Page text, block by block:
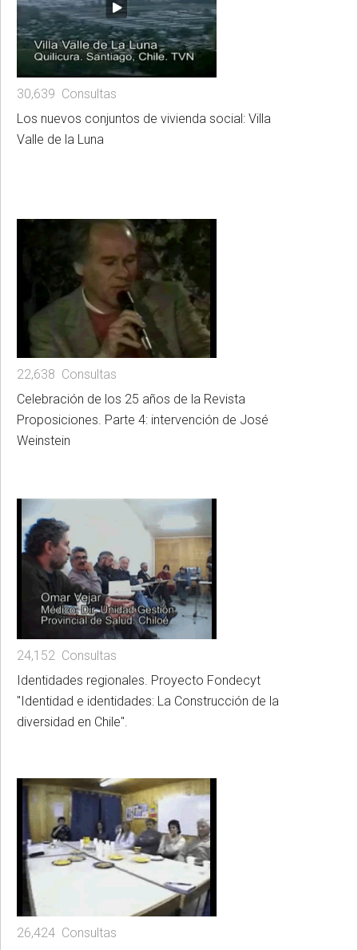
30,639 Consultas
Los nuevos conjuntos de vivienda social: Villa
Valle de la Luna
22,638 Consultas
Celebración de los 25 años de la Revista
Proposiciones. Parte 4: intervención de José
Weinstein
24,152 Consultas
Identidades regionales. Proyecto Fondecyt
"Identidad e identidades: La Construcción de la
diversidad en Chile".
26,424 Consultas